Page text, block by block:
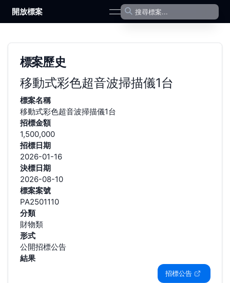
開放標案 open navigation menu
標案歷史
移動式彩色超音波掃描儀1台
標案名稱
移動式彩色超音波掃描儀1台
招標金額
1,500,000
招標日期
2026-01-16
決標日期
2026-08-10
標案案號
PA2501110
分類
財物類
形式
公開招標公告
結果
招標公告